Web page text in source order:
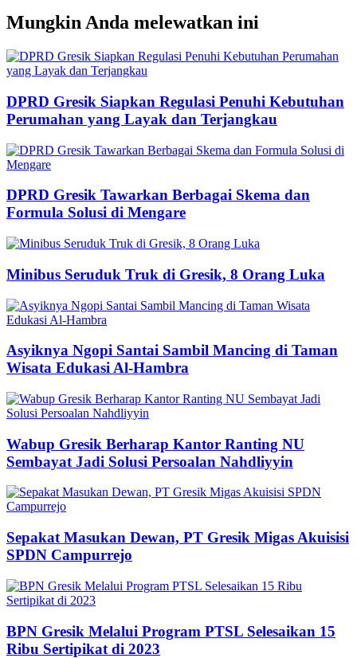
Mungkin Anda melewatkan ini
DPRD Gresik Siapkan Regulasi Penuhi Kebutuhan
Perumahan yang Layak dan Terjangkau
DPRD Gresik Tawarkan Berbagai Skema dan
Formula Solusi di Mengare
Minibus Seruduk Truk di Gresik, 8 Orang Luka
Asyiknya Ngopi Santai Sambil Mancing di Taman
Wisata Edukasi Al-Hambra
Wabup Gresik Berharap Kantor Ranting NU
Sembayat Jadi Solusi Persoalan Nahdliyyin
Sepakat Masukan Dewan, PT Gresik Migas Akuisisi
SPDN Campurrejo
BPN Gresik Melalui Program PTSL Selesaikan 15
Ribu Sertipikat di 2023